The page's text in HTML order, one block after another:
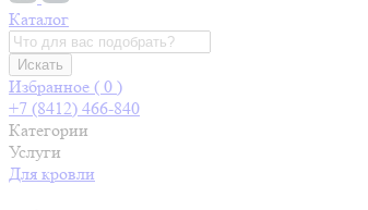
Каталог
Искать
Избранное ( 0 )
+7 (8412) 466-840
Категории
Услуги
Для кровли